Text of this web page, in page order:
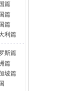
篇
篇
篇
利篇
斯篇
篇
坡篇